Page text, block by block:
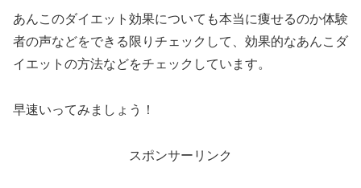
あんこのダイエット効果についても本当に痩せるのか体験
者の声などをできる限りチェックして、効果的なあんこダ
イエットの方法などをチェックしています。
早速いってみましょう！
スポンサーリンク